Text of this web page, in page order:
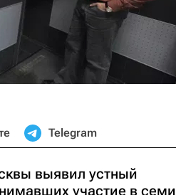
Telegram
выявил устный
участие в семи